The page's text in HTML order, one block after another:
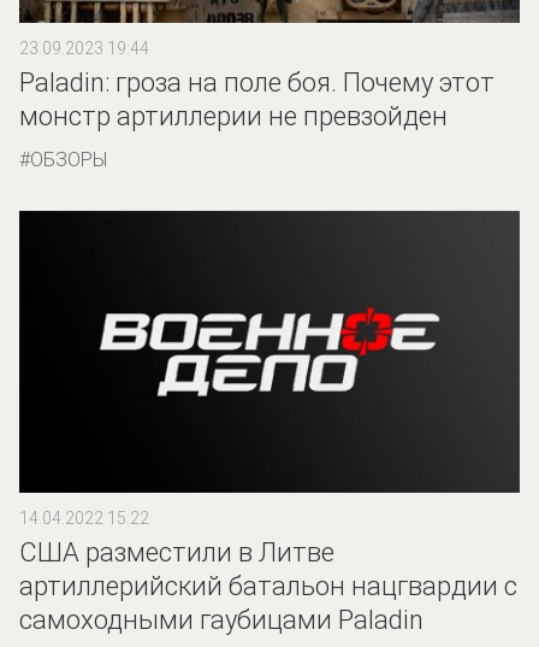
23.09.2023 19:44
Paladin: гроза на поле боя. Почему этот
монстр артиллерии не превзойден
ОБЗОРЫ
14.04.2022 15:22
США разместили в Литве
артиллерийский батальон нацгвардии с
самоходными гаубицами Paladin